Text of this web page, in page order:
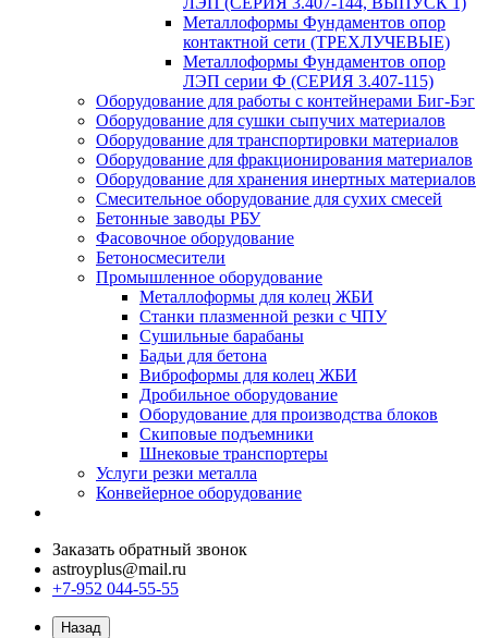
Металлоформы Фундаментов опор
контактной сети (ТРЕХЛУЧЕВЫЕ)
Металлоформы Фундаментов опор
ЛЭП серии Ф (СЕРИЯ 3.407-115)
Оборудование для работы с контейнерами Биг-Бэг
Оборудование для сушки сыпучих материалов
Оборудование для транспортировки материалов
Оборудование для фракционирования материалов
Оборудование для хранения инертных материалов
Смесительное оборудование для сухих смесей
Бетонные заводы РБУ
Фасовочное оборудование
Бетоносмесители
Промышленное оборудование
Металлоформы для колец ЖБИ
Станки плазменной резки с ЧПУ
Сушильные барабаны
Бадьи для бетона
Виброформы для колец ЖБИ
Дробильное оборудование
Оборудование для производства блоков
Скиповые подъемники
Шнековые транспортеры
Услуги резки металла
Конвейерное оборудование
Заказать обратный звонок
astroyplus@mail.ru
+7-952 044-55-55
Назад